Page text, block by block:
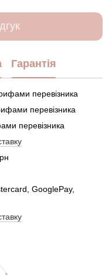
Гарантія
перевізника
перевізника
перевізника
GooglePay,